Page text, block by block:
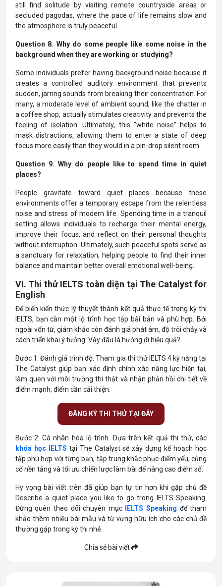
still find solitude by visiting remote countryside areas or
secluded pagodas, where the pace of life remains slow and
the atmosphere is truly peaceful.
Question 8. Why do some people like some noise in the
background when they are working or studying?
Some individuals prefer having background noise because it
creates a controlled auditory environment that prevents
sudden, jarring sounds from breaking their concentration. For
many, a moderate level of ambient sound, like the chatter in
a coffee shop, actually stimulates creativity and prevents the
feeling of isolation. Ultimately, this “white noise” helps to
mask distractions, allowing them to enter a state of deep
focus more easily than they would in a pin-drop silent room.
Question 9. Why do people like to spend time in quiet
places?
People gravitate toward quiet places because these
environments offer a temporary escape from the relentless
noise and stress of modern life. Spending time in a tranquil
setting allows individuals to recharge their mental energy,
improve their focus, and reflect on their personal thoughts
without interruption. Ultimately, such peaceful spots serve as
a sanctuary for relaxation, helping people to find their inner
balance and maintain better overall emotional well-being.
VI. Thi thử IELTS toàn diện tại The Catalyst for
English
Để biến kiến thức lý thuyết thành kết quả thực tế trong kỳ thi
IELTS, bạn cần một lộ trình học tập bài bản và phù hợp. Bởi
ngoài vốn từ, giám khảo còn đánh giá phát âm, độ trôi chảy và
cách triển khai ý tưởng. Vậy đâu là hướng đi hiệu quả?
Bước 1: Đánh giá trình độ. Tham gia thi thử IELTS 4 kỹ năng tại
The Catalyst giúp bạn xác định chính xác năng lực hiện tại,
làm quen với môi trường thi thật và nhận phản hồi chi tiết về
điểm mạnh, điểm cần cải thiện.
ĐĂNG KÝ THI THỬ TẠI ĐÂY
Bước 2: Cá nhân hóa lộ trình. Dựa trên kết quả thi thử, các
khóa học IELTS tại The Catalyst sẽ xây dựng kế hoạch học
tập phù hợp với từng bạn, tập trung khắc phục điểm yếu, củng
cố nền tảng và tối ưu chiến lược làm bài để nâng cao điểm số.
Hy vọng bài viết trên đã giúp bạn tự tin hơn khi gặp chủ đề
Describe a quiet place you like to go trong IELTS Speaking.
Đừng quên theo dõi chuyên mục
IELTS Speaking để tham
khảo thêm nhiều bài mẫu và từ vựng hữu ích cho các chủ đề
thường gặp trong kỳ thi nhé.
Chia sẻ bài viết